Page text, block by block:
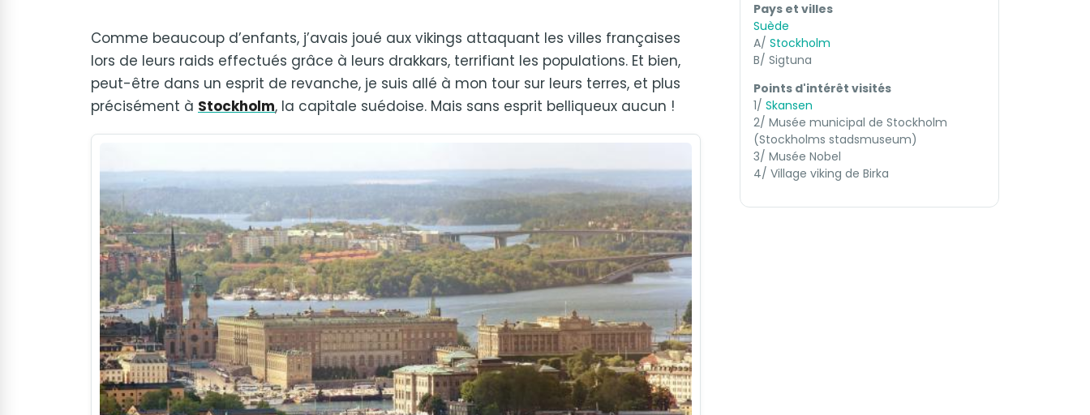
Comme beaucoup d’enfants, j’avais joué aux vikings attaquant les villes françaises
lors de leurs raids effectués grâce à leurs drakkars, terrifiant les populations. Et bien,
peut-être dans un esprit de revanche, je suis allé à mon tour sur leurs terres, et plus
précisément à Stockholm, la capitale suédoise. Mais sans esprit belliqueux aucun !
Pays et villes
Suède
A/ Stockholm
B/ Sigtuna
Points d'intérêt visités
1/ Skansen
2/ Musée municipal de Stockholm
(Stockholms stadsmuseum)
3/ Musée Nobel
4/ Village viking de Birka